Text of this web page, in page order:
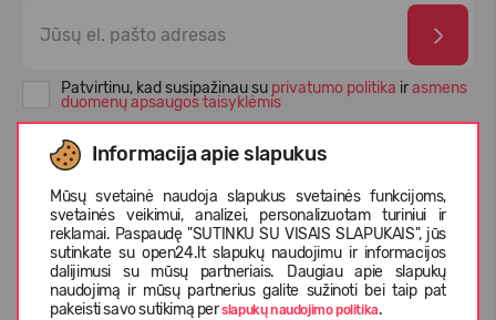
Informacija apie slapukus
Mūsų svetainė naudoja slapukus svetainės funkcijoms,
svetainės veikimui, analizei, personalizuotam turiniui ir
reklamai. Paspaudę "SUTINKU SU VISAIS SLAPUKAIS", jūs
sutinkate su open24.lt slapukų naudojimu ir informacijos
dalijimusi su mūsų partneriais. Daugiau apie slapukų
naudojimą ir mūsų partnerius galite sužinoti bei taip pat
pakeisti savo sutikimą perslapukų naudojimo politika.
Patvirtinu, kad susipažinau su privatumo politika irasmens
duomenų apsaugos taisyklėmis